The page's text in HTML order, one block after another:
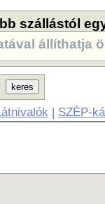
szállástól
állíthatja
| SZÉP-